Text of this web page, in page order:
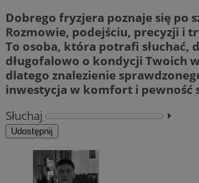
Dobrego fryzjera poznaje się po
Rozmowie, podejściu, precyzji i
To osoba, która potrafi słuchać,
długofalowo o kondycji Twoich
dlatego znalezienie
inwestycja w komfort i pewność
Słuchaj
⏵︎
Udostępnij